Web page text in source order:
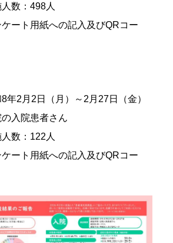
数：498人
ート用紙への記入及びQRコー
年2月2日（月）～2月27日（金）
入院患者さん
数：122人
ート用紙への記入及びQRコー